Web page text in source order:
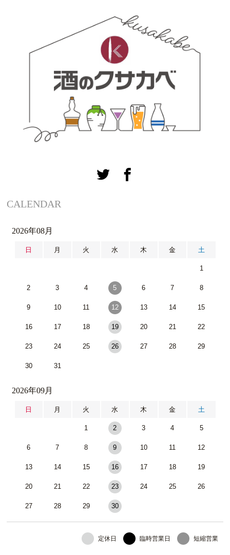
CALENDAR
2026年08月
日 月 火 水 木 金 土
1
2 3 4 5 6 7 8
9 10 11 12 13 14 15
16 17 18 19 20 21 22
23 24 25 26 27 28 29
30 31
2026年09月
日 月 火 水 木 金 土
1 2 3 4 5
6 7 8 9 10 11 12
13 14 15 16 17 18 19
20 21 22 23 24 25 26
27 28 29 30
定休日 臨時営業日 短縮営業